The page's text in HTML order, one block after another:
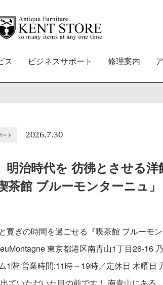
ス ビジネスサポート 修理案内
ート 2026.7.30
明治時代を 彷彿とさせる洋
茶館 ブルーモンターニュ」
寛ぎの時間を過ごせる『喫茶館 ブルーモ
東京都港区南青山1丁目26-16 乃
1階 営業時間:11時～19時／定休日 木曜日